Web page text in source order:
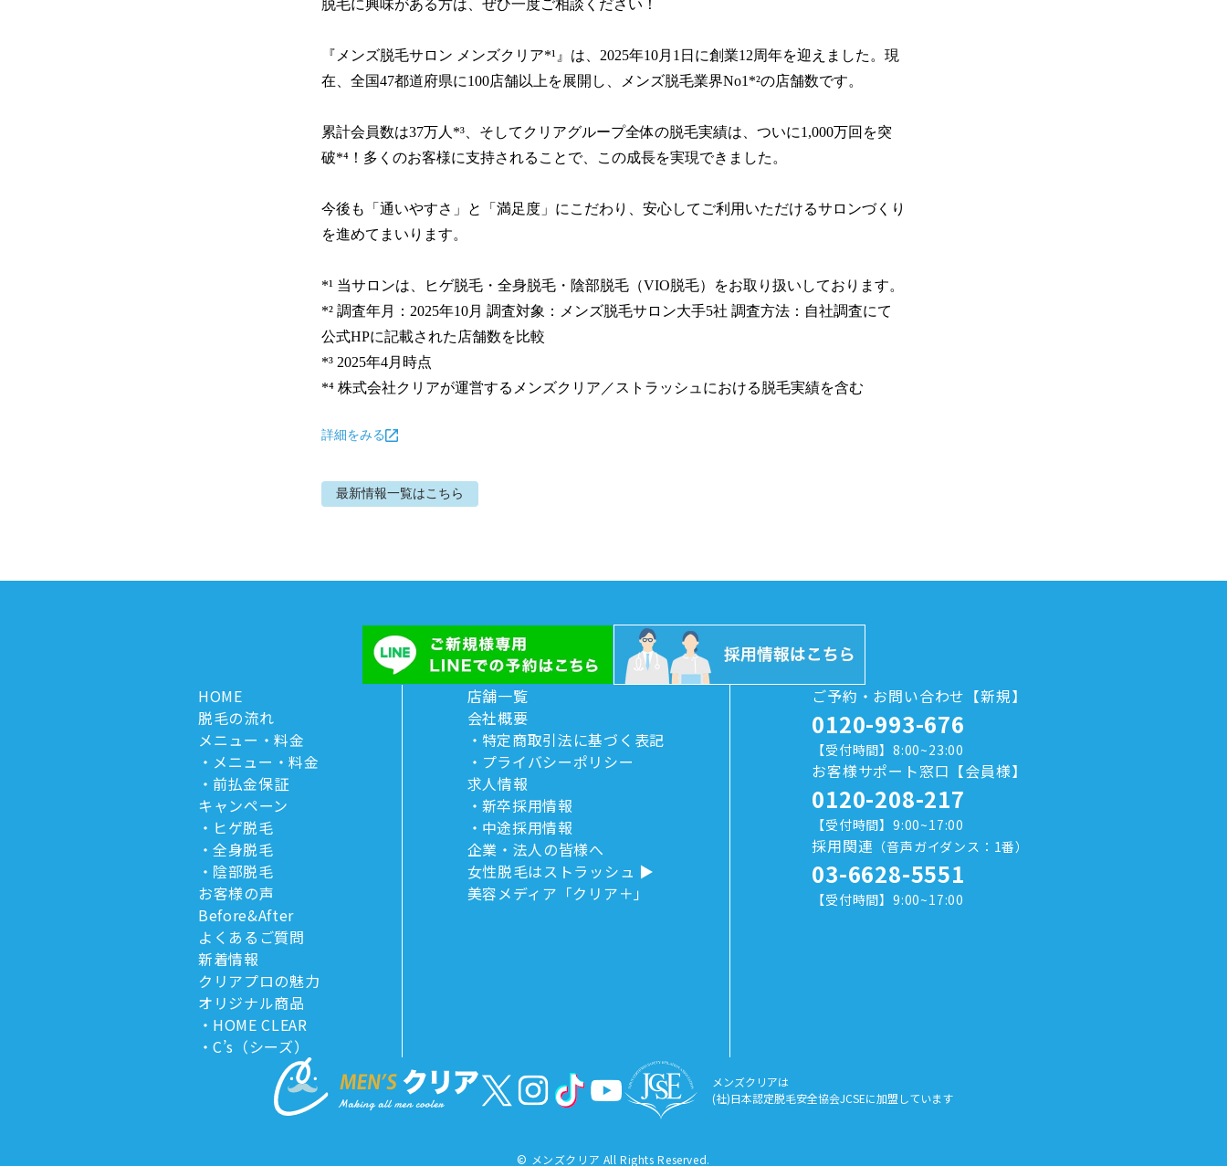
脱毛に興味がある方は、ぜひ一度ご相談ください！
『メンズ脱毛サロン メンズクリア*¹』は、2025年10月1日に創業12周年を迎えました。現
在、全国47都道府県に100店舗以上を展開し、メンズ脱毛業界No1*²の店舗数です。
累計会員数は37万人*³、そしてクリアグループ全体の脱毛実績は、ついに1,000万回を突
破*⁴！多くのお客様に支持されることで、この成長を実現できました。
今後も「通いやすさ」と「満足度」にこだわり、安心してご利用いただけるサロンづくり
を進めてまいります。
*¹ 当サロンは、ヒゲ脱毛・全身脱毛・陰部脱毛（VIO脱毛）をお取り扱いしております。
*² 調査年月：2025年10月 調査対象：メンズ脱毛サロン大手5社 調査方法：自社調査にて
公式HPに記載された店舗数を比較
*³ 2025年4月時点
*⁴ 株式会社クリアが運営するメンズクリア／ストラッシュにおける脱毛実績を含む
詳細をみる
最新情報一覧はこちら
HOME
脱毛の流れ
メニュー・料金
メニュー・料金
前払金保証
キャンペーン
ヒゲ脱毛
全身脱毛
陰部脱毛
お客様の声
Before&After
よくあるご質問
新着情報
クリアプロの魅力
オリジナル商品
HOME CLEAR
C’s（シーズ）
店舗一覧
会社概要
特定商取引法に基づく表記
プライバシーポリシー
求人情報
新卒採用情報
中途採用情報
企業・法人の皆様へ
女性脱毛はストラッシュ
美容メディア「クリア＋」
ご予約・お問い合わせ【新規】
0120-993-676
【受付時間】8:00~23:00
お客様サポート窓口【会員様】
0120-208-217
【受付時間】9:00~17:00
採用関連 （音声ガイダンス：1番）
03-6628-5551
【受付時間】9:00~17:00
メンズクリアは
(社)日本認定脱毛安全協会JCSEに加盟しています
© メンズクリア All Rights Reserved.